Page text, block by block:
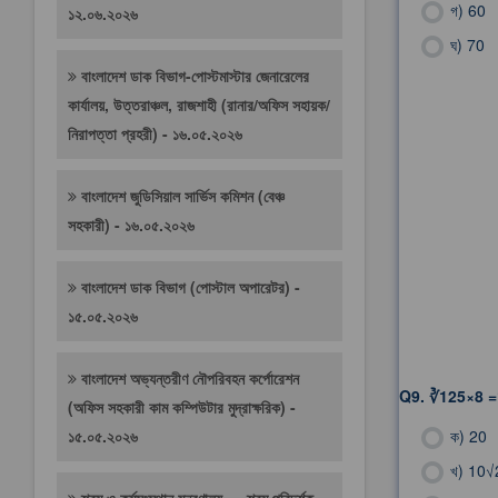
১২.০৬.২০২৬
বাংলাদেশ ডাক বিভাগ-পোস্টমাস্টার জেনারেলের
কার্যালয়, উত্তরাঞ্চল, রাজশাহী (রানার/অফিস সহায়ক/
নিরাপত্তা প্রহরী) - ১৬.০৫.২০২৬
বাংলাদেশ জুডিসিয়াল সার্ভিস কমিশন (বেঞ্চ
সহকারী) - ১৬.০৫.২০২৬
বাংলাদেশ ডাক বিভাগ (পোস্টাল অপারেটর) -
১৫.০৫.২০২৬
বাংলাদেশ অভ্যন্তরীণ নৌপরিবহন কর্পোরেশন
(অফিস সহকারী কাম কম্পিউটার মুদ্রাক্ষরিক) -
১৫.০৫.২০২৬
গ) 60
ঘ) 70
Q9. ∛125×8
ক) 20
খ)